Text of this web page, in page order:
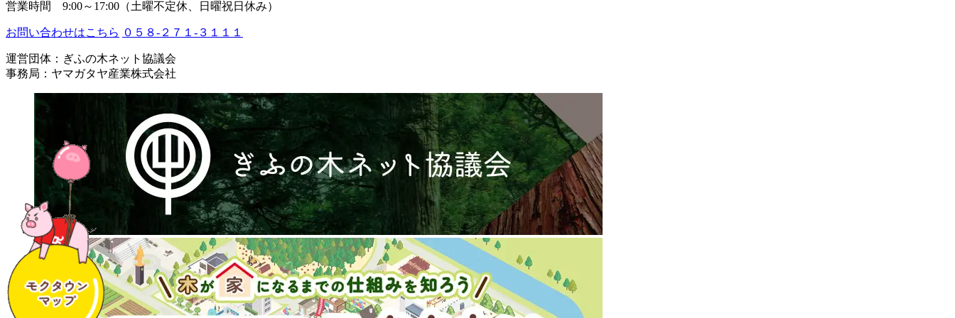
営業時間 9:00～17:00（土曜不定休、日曜祝日休み）
お問い合わせはこちら ０５８-２７１-３１１１
運営団体：ぎふの木ネット協議会
事務局：ヤマガタヤ産業株式会社